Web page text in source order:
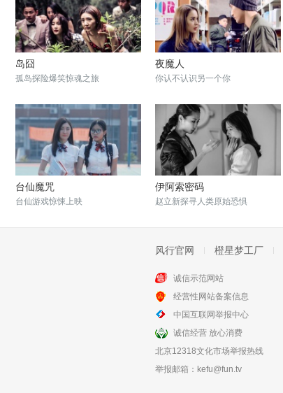
岛囧
孤岛探险爆笑惊魂之旅
夜魔人
你认不认识另一个你
台仙魔咒
台仙游戏惊悚上映
伊阿索密码
赵立新探寻人类原始恐惧
时空终点
风行官网 橙星梦工厂
诚信示范网站
经营性网站备案信息
中国互联网举报中心
诚信经营 放心消费
北京12318文化市场举报热线
举报邮箱： kefu@fun.tv